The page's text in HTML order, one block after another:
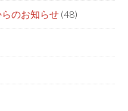
のお知らせ (48)